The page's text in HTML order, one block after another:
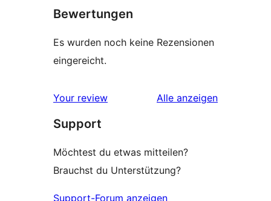
Bewertungen
Es wurden noch keine Rezensionen
eingereicht.
Your review Alle Rezensionen
anzeigen
Support
Möchtest du etwas mitteilen?
Brauchst du Unterstützung?
Support-Forum anzeigen